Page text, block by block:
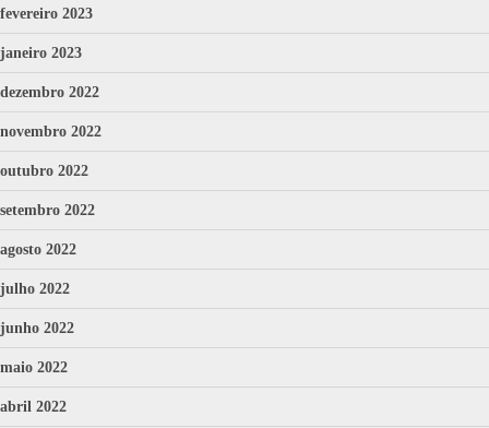
fevereiro 2023
janeiro 2023
dezembro 2022
novembro 2022
outubro 2022
setembro 2022
agosto 2022
julho 2022
junho 2022
maio 2022
abril 2022